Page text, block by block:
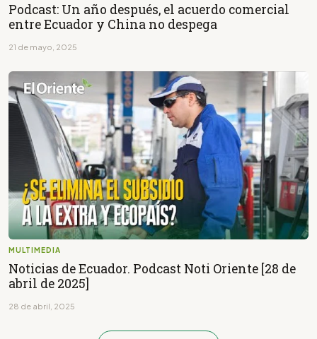
Podcast: Un año después, el acuerdo comercial
entre Ecuador y China no despega
21 de mayo, 2025
MULTIMEDIA
Noticias de Ecuador. Podcast Noti Oriente [28 de
abril de 2025]
28 de abril, 2025